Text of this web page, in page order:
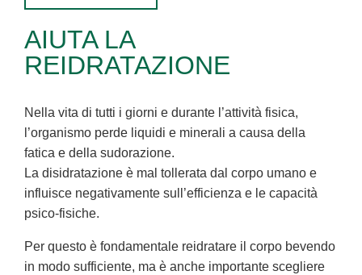
AIUTA LA
REIDRATAZIONE
Nella vita di tutti i giorni e durante l’attività fisica,
l’organismo perde liquidi e minerali a causa della
fatica e della sudorazione.
La disidratazione è mal tollerata dal corpo umano e
influisce negativamente sull’efficienza e le capacità
psico-fisiche.
Per questo è fondamentale reidratare il corpo bevendo
in modo sufficiente, ma è anche importante scegliere